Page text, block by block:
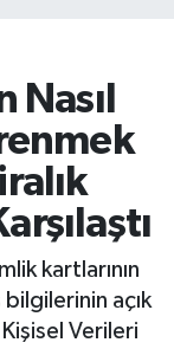
kartlarının
açık
Verileri